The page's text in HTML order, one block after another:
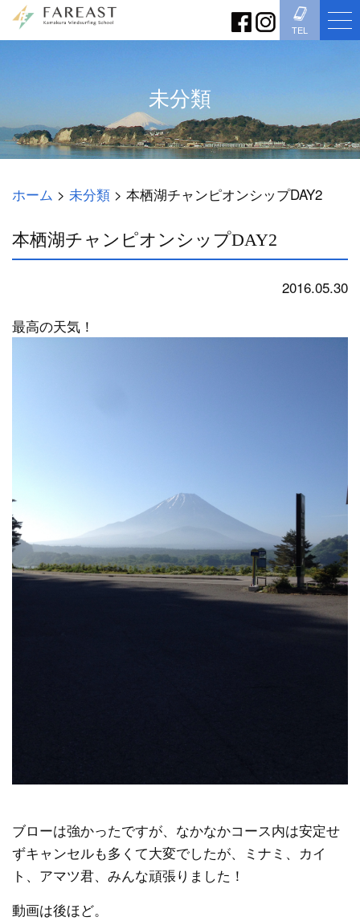
TEL
未分類
ホーム > 未分類 > 本栖湖チャンピオンシップDAY2
本栖湖チャンピオンシップDAY2
2016.05.30
最高の天気！
ブローは強かったですが、なかなかコース内は安定せ
ずキャンセルも多くて大変でしたが、ミナミ、カイ
ト、アマツ君、みんな頑張りました！
動画は後ほど。